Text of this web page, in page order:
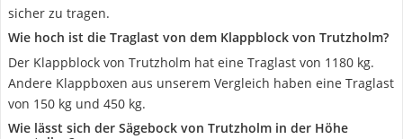
sicher zu tragen.
Wie hoch ist die Traglast von dem Klappblock von Trutzholm?
Der Klappblock von Trutzholm hat eine Traglast von 1180 kg.
Andere Klappboxen aus unserem Vergleich haben eine Traglast
von 150 kg und 450 kg.
Wie lässt sich der Sägebock von Trutzholm in der Höhe